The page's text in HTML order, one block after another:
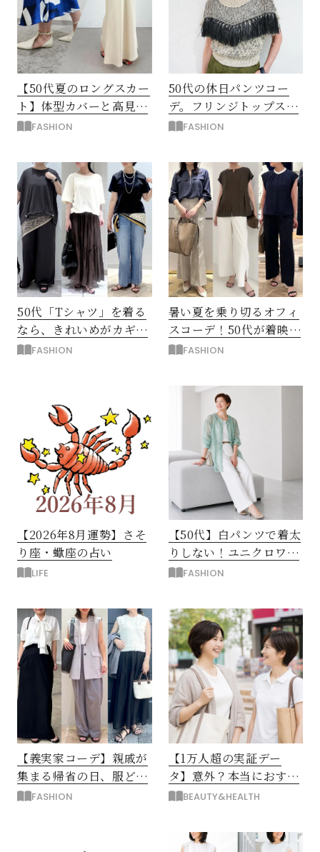
【50代夏のロングスカー
ト】体型カバーと高見え
を叶える4コーデ
FASHION
50代の休日パンツコー
デ。フリンジトップスを
主役に洗練アースカラー
FASHION
50代「Tシャツ」を着る
なら、きれいめがカギ！
部屋着に見えないコツ
FASHION
暑い夏を乗り切るオフィ
スコーデ！50代が着映え
る「おしゃれパンツ」
FASHION
【2026年8月運勢】さそ
り座・蠍座の占い
LIFE
【50代】白パンツで着太
りしない！ユニクロワイ
ドパンツ夏の着回しテク
FASHION
【義実家コーデ】親戚が
集まる帰省の日、服どう
する？品よく映える夏の
FASHION
【1万人超の実証デー
タ】意外？本当におすす
めな運動とストレス解消
BEAUTY&HEALTH